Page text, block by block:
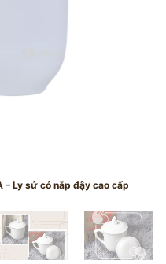
– Ly sứ có nắp đậy cao cấp